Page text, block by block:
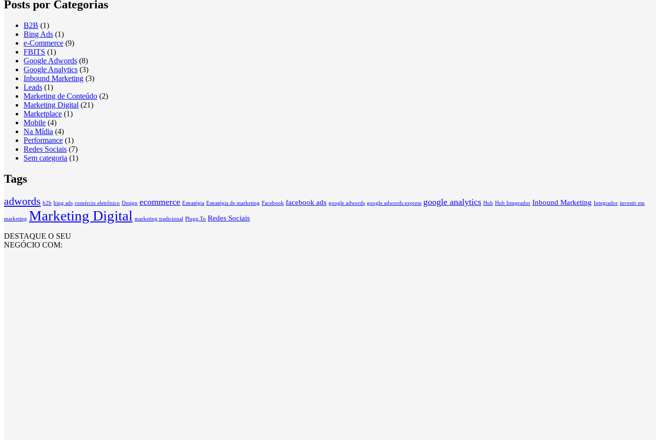
Posts por Categorias
B2B (1)
Bing Ads (1)
e-Commerce (9)
FBITS (1)
Google Adwords (8)
Google Analytics (3)
Inbound Marketing (3)
Leads (1)
Marketing de Conteúdo (2)
Marketing Digital (21)
Marketplace (1)
Mobile (4)
Na Mídia (4)
Performance (1)
Redes Sociais (7)
Sem categoria (1)
Tags
adwords b2b bing ads comércio eletrônico Design ecommerce Estratégia Estratégia de marketing Facebook facebook ads google adwords google adwords express google analytics Hub Hub Integrador Inbound Marketing Integrador investir em
marketing Marketing Digital marketing tradicional Plugg.To Redes Sociais
DESTAQUE O SEU
NEGÓCIO COM: